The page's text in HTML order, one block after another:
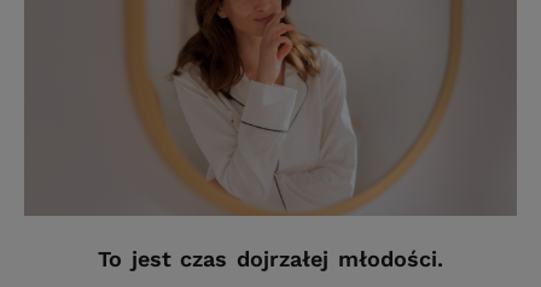
To jest czas dojrzałej młodości.